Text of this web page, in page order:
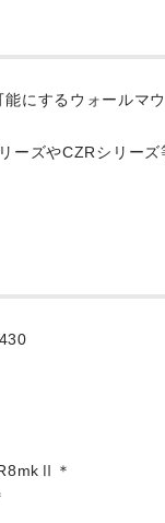
にするウォールマ
ーズやCZRシリーズ
＊